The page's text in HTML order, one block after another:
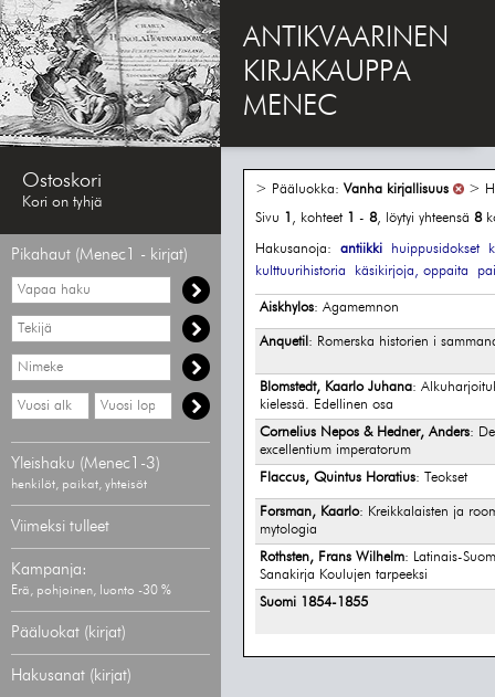
ANTIKVAARINEN
KIRJAKAUPPA
MENEC
Ostoskori
Kori on tyhjä
Pikahaut (Menec1 - kirjat)
Vapaa
haku
Hae
tekijää
Hae
nimekettä
Hae
vähimmäisvuosi
Hae
enimmäisvuosi
Yleishaku (Menec1-3)
henkilöt, paikat, yhteisöt
Viimeksi tulleet
Kampanja:
Erä, pohjoinen, luonto -30 %
Pääluokat (kirjat)
Hakusanat (kirjat)
> Pääluokka: Vanha kirjallisuus
>
Sivu 1 , kohteet 1 - 8, löytyi yhteensä 8
Hakusanoja: antiikki huippusidokset
kulttuurihistoria
käsikirjoja, oppaita
Aiskhylos: Agamemnon
Anquetil : Romerska historien i
Blomstedt, Kaarlo Juhana:
kielessä. Edellinen osa
Cornelius Nepos & Hedner, Anders:
excellentium imperatorum
Flaccus, Quintus Horatius: Teokset
Forsman, Kaarlo: Kreikkalaisten ja
mytologia
Rothsten, Frans Wilhelm: Latinais-
Sanakirja Koulujen tarpeeksi
Suomi 1854-1855